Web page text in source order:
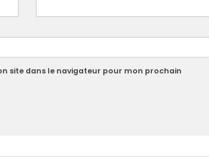
site dans le navigateur pour mon prochain